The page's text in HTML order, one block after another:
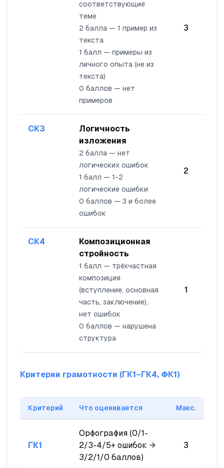
соответствующие
теме
2 балла — 1 пример из
текста
1 балл — примеры из
личного опыта (не из
текста)
0 баллов — нет
примеров
3
СК3
Логичность
изложения
2 балла — нет
логических ошибок
1 балл — 1-2
логические ошибки
0 баллов — 3 и более
ошибок
2
СК4
Композиционная
стройность
1 балл — трёхчастная
композиция
(вступление, основная
часть, заключение),
нет ошибок
0 баллов — нарушена
структура
1
Критерии грамотности (ГК1–ГК4, ФК1)
Критерий Что оценивается Макс.
ГК1
Орфография (0/1-
2/3-4/5+ ошибок →
3/2/1/0 баллов)
3